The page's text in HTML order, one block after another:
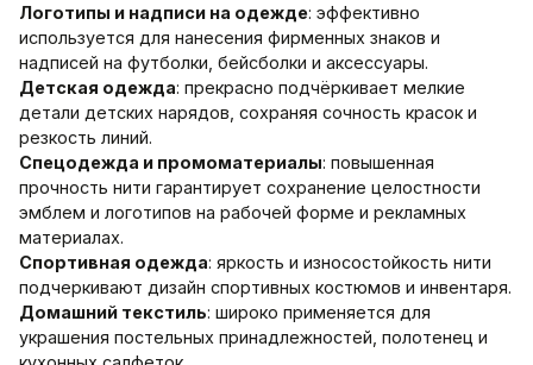
Логотипы и надписи на одежде: эффективно
используется для нанесения фирменных знаков и
надписей на футболки, бейсболки и аксессуары.
Детская одежда: прекрасно подчёркивает мелкие
детали детских нарядов, сохраняя сочность красок и
резкость линий.
Спецодежда и промоматериалы: повышенная
прочность нити гарантирует сохранение целостности
эмблем и логотипов на рабочей форме и рекламных
материалах.
Спортивная одежда: яркость и износостойкость нити
подчеркивают дизайн спортивных костюмов и инвентаря.
Домашний текстиль: широко применяется для
украшения постельных принадлежностей, полотенец и